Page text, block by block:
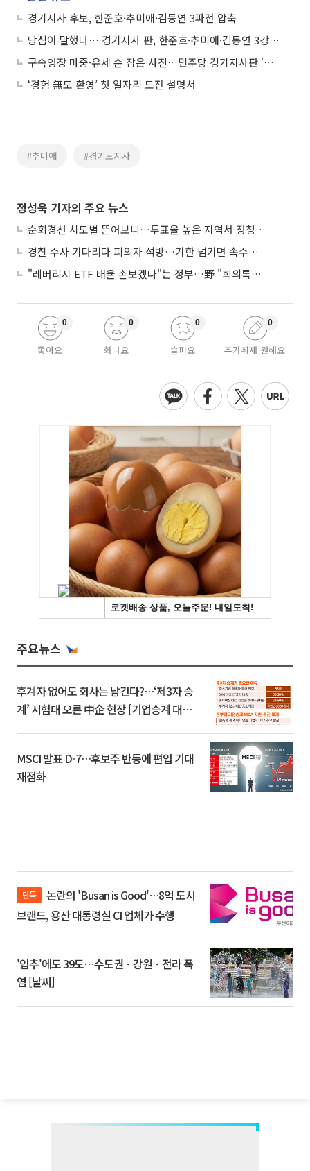
경기지사 후보, 한준호·추미애·김동연 3파전 압축
당심이 말했다… 경기지사 판, 한준호·추미애·김동연 3강으로 압축됐다
구속영장 마중·유세 손 잡은 사진…민주당 경기지사판 '명심전쟁' 불붙었다
‘경험 無도 환영’ 첫 일자리 도전 설명서
#추미애 #경기도지사
정성욱 기자의 주요 뉴스
순회경선 시도별 뜯어보니…투표율 높은 지역서 정청래 강세
경찰 수사 기다리다 피의자 석방…기한 넘기면 속수무책
"레버리지 ETF 배율 손보겠다"는 정부…野 "회의록부터 내놔야"
좋아요
0
화나요
0
슬퍼요
0
추가취재 원해요
0
주요뉴스
후계자 없어도 회사는 남긴다?…‘제3자 승
계’ 시험대 오른 中企 현장 [기업승계 대전
MSCI 발표 D-7…후보주 반등에 편입 기대
재점화
단독
브랜드, 용산 대통령실 CI 업체가 수행
'입추'에도 39도⋯수도권ㆍ강원ㆍ전라 폭
염 [날씨]